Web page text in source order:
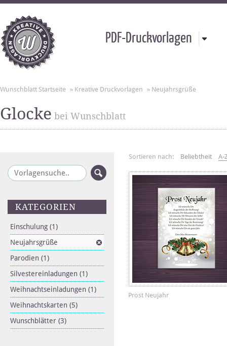
PDF-Druckvorlagen
Wunschblatt Startseite » Kreative Druckvorlagen » Neujahrsgrüße
Glocke bei Wunschblatt
KATEGORIEN
Einschulung (1)
Neujahrsgrüße
Parodien (1)
Silvestereinladungen (1)
Weihnachtseinladungen (1)
Weihnachtskarten (5)
Wunschblätter (3)
Sortieren nach: Beliebtheit A-
Prost Neujahr